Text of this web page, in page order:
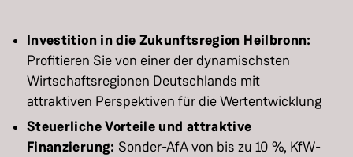
Investition in die Zukunftsregion Heilbronn:
Profitieren Sie von einer der dynamischsten
Wirtschaftsregionen Deutschlands mit
attraktiven Perspektiven für die Wertentwicklung
Steuerliche Vorteile und attraktive
Finanzierung: Sonder-AfA von bis zu 10 %, KfW-